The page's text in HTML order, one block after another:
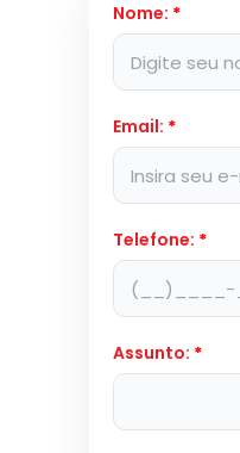
Nome: *
Email: *
Telefone: *
Assunto: *